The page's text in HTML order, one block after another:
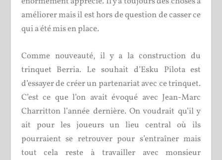
améliorer mais il est hors de question de casser ce
qui a été mis en place.
Comme nouveauté, il y a la construction du
trinquet Berria. Le souhait d’Esku Pilota est
d’essayer de créer un partenariat avec ce trinquet.
C’est ce que l’on avait évoqué avec Jean-Marc
Charritton l’année dernière. On voudrait qu’il y
ait pour les joueurs un lieu central où ils
pourraient se retrouver pour s’entraîner mais
tout cela reste à travailler avec monsieur